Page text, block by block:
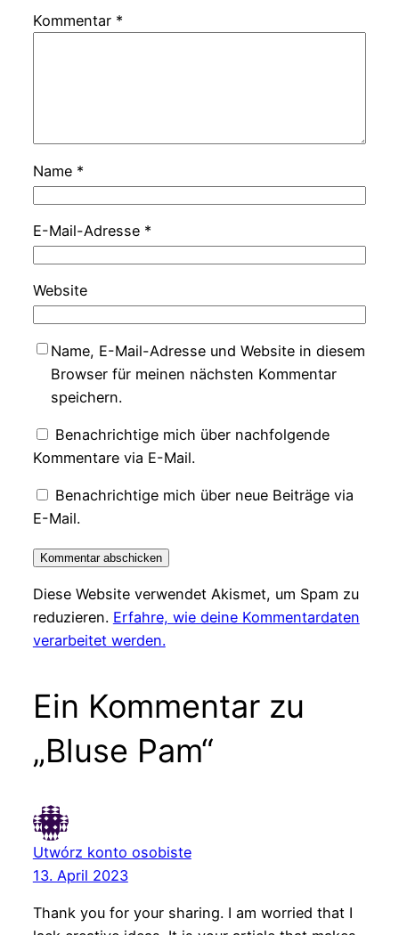
Kommentar *
Name *
E-Mail-Adresse *
Website
Name, E-Mail-Adresse und Website in diesem
Browser für meinen nächsten Kommentar
speichern.
Benachrichtige mich über nachfolgende
Kommentare via E-Mail.
Benachrichtige mich über neue Beiträge via
E-Mail.
Diese Website verwendet Akismet, um Spam zu
reduzieren. Erfahre, wie deine Kommentardaten
verarbeitet werden.
Ein Kommentar zu
„Bluse Pam“
Utwórz konto osobiste
13. April 2023
Thank you for your sharing. I am worried that I